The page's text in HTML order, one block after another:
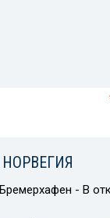
Бремерхафен - В